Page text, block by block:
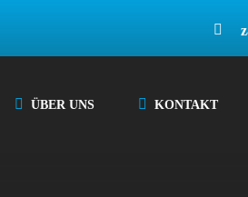
ÜBER UNS KONTAKT